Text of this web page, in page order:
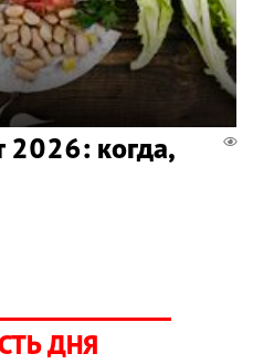
2026: когда,
ДНЯ